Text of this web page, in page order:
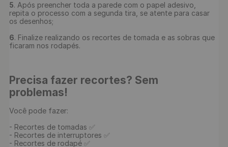
5. Após preencher toda a parede com o papel adesivo,
repita o processo com a segunda tira, se atente para casar
os desenhos;
6. Finalize realizando os recortes de tomada e as sobras que
ficaram nos rodapés.
Precisa fazer recortes? Sem
problemas!
Você pode fazer:
- Recortes de tomadas ✅
- Recortes de interruptores ✅
- Recortes de rodapé ✅